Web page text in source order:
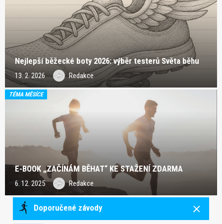
Nejlepší běžecké boty 2026: výběr testerů Světa běhu
13. 2. 2026 Redakce
TÉMA MĚSÍCE
E-BOOK „ZAČÍNÁM BĚHAT“ KE STAŽENÍ ZDARMA
6. 12. 2025 Redakce
Doporučené závody